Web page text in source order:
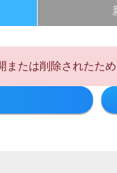
たは削除されたため